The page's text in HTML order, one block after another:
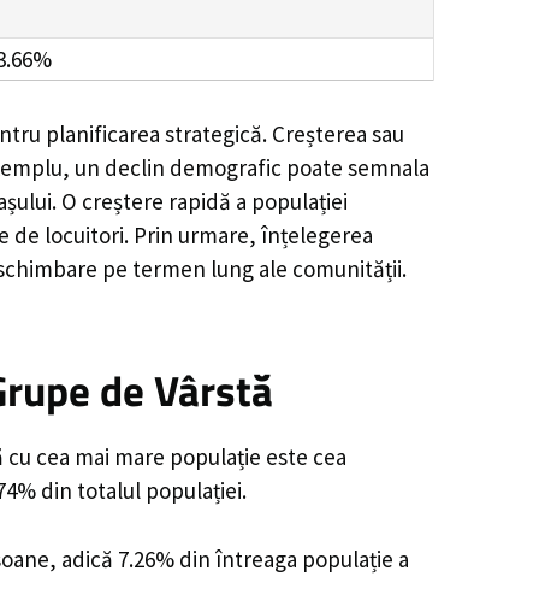
planificarea strategică. Creșterea sau
un declin demografic poate semnala
O creștere rapidă a populației
de locuitori. Prin urmare, înțelegerea
pe termen lung ale comunității.
de Vârstă
cea mai mare populație este cea
din totalul populației.
adică 7.26% din întreaga populație a